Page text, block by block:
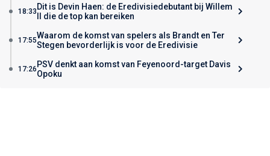
18:33 Dit is Devin Haen: de Eredivisiedebutant bij Willem
II die de top kan bereiken
17:55Waarom de komst van spelers als Brandt en Ter
Stegen bevorderlijk is voor de Eredivisie
17:26 PSV denkt aan komst van Feyenoord-target Davis
Opoku